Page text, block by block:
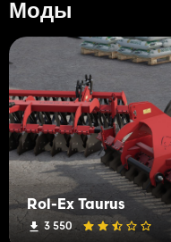
Моды
Rol-Ex Taurus
3 550